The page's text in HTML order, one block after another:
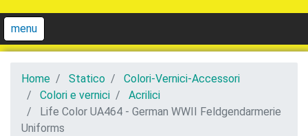
menu
Home Statico
Colori-Vernici-Accessori
Colori e vernici
Acrilici
Life Color UA464 - German WWII Feldgendarmerie
Uniforms